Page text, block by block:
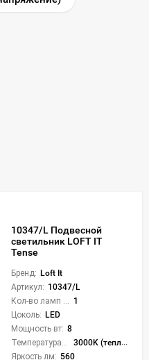
10347/L Подвесной
светильник LOFT IT
Tense
Бренд: Loft It
Артикул: 10347/L
1
Цоколь: LED
Мощность вт: 8
3000K (теплый)
Яркость лм: 560